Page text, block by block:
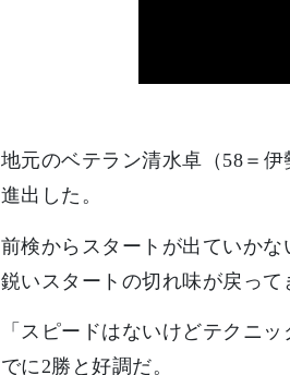
地元のベテラン清水卓（58＝
進出した。
前検からスタートが出ていか
鋭いスタートの切れ味が戻って
「スピードはないけどテクニ
でに2勝と好調だ。